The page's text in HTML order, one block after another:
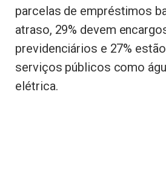
parcelas de empréstimos
atraso, 29% devem
previdenciários e 27%
serviços públicos como
elétrica.